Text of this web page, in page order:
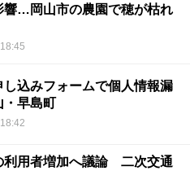
響…岡山市の農園で穂が枯れ
し込みフォームで個人情報漏
早島町
利用者増加へ議論 二次交通